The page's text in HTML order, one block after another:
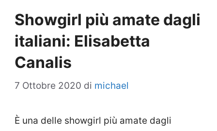
Showgirl più amate dagli
italiani: Elisabetta
Canalis
7 Ottobre 2020 di michael
È una delle showgirl più amate dagli